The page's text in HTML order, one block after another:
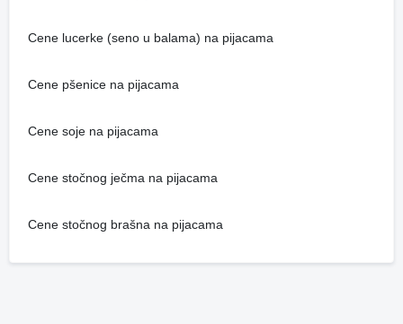
Cene lucerke (seno u balama) na pijacama
Cene pšenice na pijacama
Cene soje na pijacama
Cene stočnog ječma na pijacama
Cene stočnog brašna na pijacama